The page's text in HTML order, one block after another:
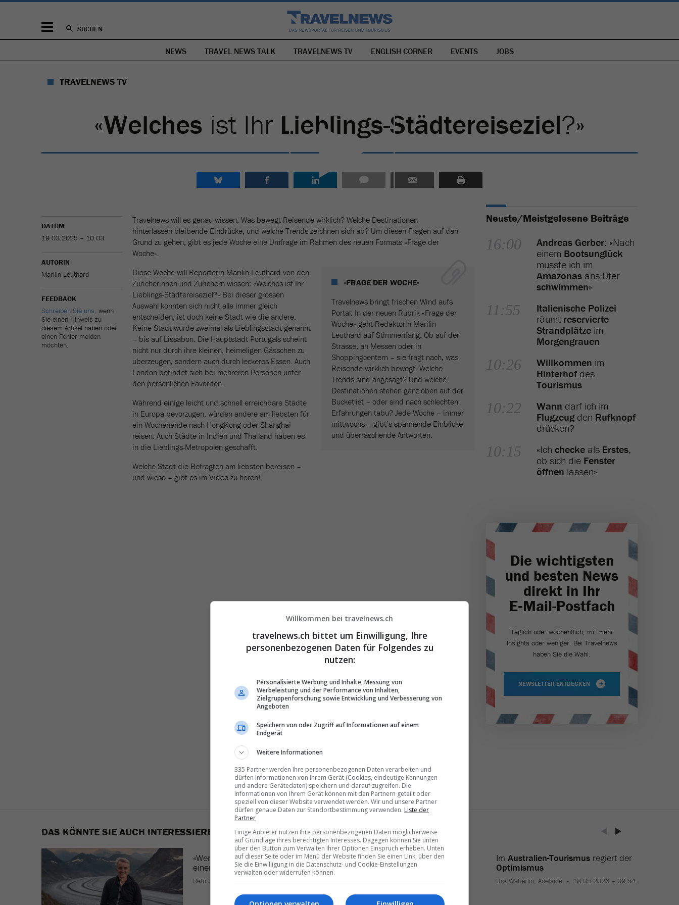
SUCHEN
NAVIGATION
ÜBERSPRINGEN
NEWS TRAVEL NEWS TALK TRAVELNEWS TV ENGLISH CORNER EVENTS JOBS
TRAVELNEWS TV
«Welches ist Ihr Lieblings-Städtereiseziel?»
DATUM
19.03.2025 – 10:03
AUTORIN
Marilin Leuthard
FEEDBACK
Schreiben Sie uns, wenn
Sie einen Hinweis zu
diesem Artikel haben oder
einen Fehler melden
möchten.
Travelnews will es genau wissen: Was bewegt Reisende wirklich? Welche Destinationen
hinterlassen bleibende Eindrücke, und welche Trends zeichnen sich ab? Um diesen Fragen auf den
Grund zu gehen, gibt es jede Woche eine Umfrage im Rahmen des neuen Formats «Frage der
Woche».
«FRAGE DER WOCHE»
Travelnews bringt frischen Wind aufs
Portal: In der neuen Rubrik «Frage der
Woche» geht Redaktorin Marilin
Leuthard auf Stimmenfang. Ob auf der
Strasse, an Messen oder in
Shoppingcentern – sie fragt nach, was
Reisende wirklich bewegt. Welche
Trends sind angesagt? Und welche
Destinationen stehen ganz oben auf der
Bucketlist – oder sind nach schlechten
Erfahrungen tabu? Jede Woche – immer
mittwochs – gibt’s spannende Einblicke
und überraschende Antworten.
Diese Woche will Reporterin Marilin Leuthard von den
Züricherinnen und Zürichern wissen: «Welches ist Ihr
Lieblings-Städtereiseziel?» Bei dieser grossen
Auswahl konnten sich nicht alle immer gleich
entscheiden, ist doch keine Stadt wie die andere.
Keine Stadt wurde zweimal als Lieblingsstadt genannt
– bis auf Lissabon. Die Hauptstadt Portugals scheint
nicht nur durch ihre kleinen, heimeligen Gässchen zu
überzeugen, sondern auch durch leckeres Essen. Auch
London befindet sich bei mehreren Personen unter
den persönlichen Favoriten.
Während einige leicht und schnell erreichbare Städte
in Europa bevorzugen, würden andere am liebsten für
ein Wochenende nach HongKong oder Shanghai
reisen. Auch Städte in Indien und Thailand haben es
in die Lieblings-Metropolen geschafft.
Welche Stadt die Befragten am liebsten bereisen –
und wieso – gibt es im Video zu hören!
Neuste/Meistgelesene Beiträge
16:00 Andreas Gerber: «Nach
einem Bootsunglück
musste ich im
Amazonas ans Ufer
schwimmen»
11:55
Italienische Polizei
räumt reservierte
Strandplätze im
Morgengrauen
10:26 Willkommen im
Hinterhof des
Tourismus
10:22 Wann darf ich im
Flugzeugden Rufknopf
drücken?
10:15 «Ich checke als Erstes,
ob sich die Fenster
öffnen lassen»
Die wichtigsten
und besten News
direkt in Ihr
E‑Mail-Postfach
Täglich oder wöchentlich, mit mehr
Insights oder weniger. Bei Travel­news
haben Sie die Wahl.
NEWSLETTER ENTDECKEN
DAS KÖNNTE SIE AUCH INTERESSIEREN
«Wer bezahltschon800 Franken für
einen
anderthalbstündigen Flug?»
Reto Suter 09.07.2026 – 11:09
Tourguide Dominic Wieser
Gästeinsverborgene Kyoto
Marilin Leuthard 18.05.2026 – 10:44
Im Australien-Tourismus regiert der
Optimismus
Urs Wälterlin, Adelaide 18.05.2026 – 09:54
Willkommen bei travelnews.ch
travelnews.ch bittet um Einwilligung, Ihre
personenbezogenen Daten für Folgendes zu
nutzen:
Personalisierte Werbung und Inhalte, Messung von
Werbeleistung und der Performance von Inhalten,
Zielgruppenforschung sowie Entwicklung und Verbesserung von
Angeboten
Speichern von oder Zugriff auf Informationen auf einem
Endgerät
Weitere Informationen
335 Partner werden Ihre personenbezogenen Daten verarbeiten und
dürfen Informationen von Ihrem Gerät (Cookies, eindeutige Kennungen
und andere Gerätedaten) speichern und darauf zugreifen. Die
Informationen von Ihrem Gerät können mit den Partnern geteilt oder
speziell von dieser Website verwendet werden. Wir und unsere Partner
dürfen genaue Daten zur Standortbestimmung verwenden. Liste der
Partner
Einige Anbieter nutzen Ihre personenbezogenen Daten möglicherweise
auf Grundlage ihres berechtigten Interesses. Dagegen können Sie unten
über den Button zum Verwalten Ihrer Optionen Einspruch erheben. Unten
auf dieser Seite oder im Menü der Website finden Sie einen Link, über den
Sie die Einwilligung in die Datenschutz- und Cookie-Einstellungen
verwalten oder widerrufen können.